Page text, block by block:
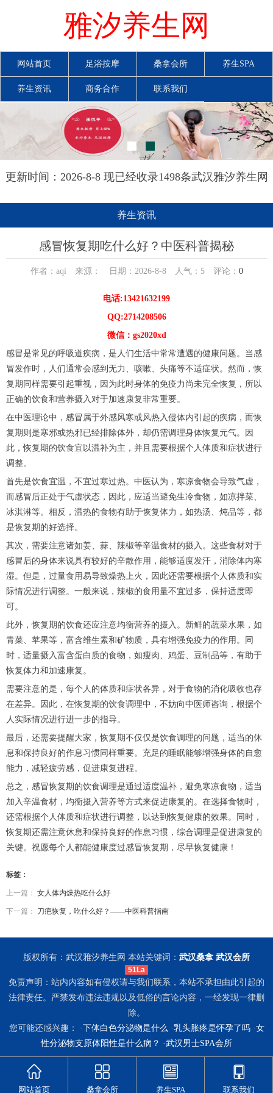
雅汐养生网
网站首页 足浴按摩 桑拿会所 养生SPA
养生资讯 商务合作 联系我们
更新时间：2026-8-8 现已经收录1498条武汉雅汐养生网
养生资讯
感冒恢复期吃什么好？中医科普揭秘
作者：aqi 来源： 日期：2026-8-8 人气： 5评论： 0
电话:13421632199
QQ:2714208506
微信：gs2020xd
感冒是常见的呼吸道疾病，是人们生活中常常遭遇的健康问题。当感
冒发作时，人们通常会感到无力、咳嗽、头痛等不适症状。然而，恢
复期同样需要引起重视，因为此时身体的免疫力尚未完全恢复，所以
正确的饮食和营养摄入对于加速康复非常重要。
在中医理论中，感冒属于外感风寒或风热入侵体内引起的疾病，而恢
复期则是寒邪或热邪已经排除体外，却仍需调理身体恢复元气。因
此，恢复期的饮食宜以温补为主，并且需要根据个人体质和症状进行
调整。
首先是饮食宜温，不宜过寒过热。中医认为，寒凉食物会导致气虚，
而感冒后正处于气虚状态，因此，应适当避免生冷食物，如凉拌菜、
冰淇淋等。相反，温热的食物有助于恢复体力，如热汤、炖品等，都
是恢复期的好选择。
其次，需要注意诸如姜、蒜、辣椒等辛温食材的摄入。这些食材对于
感冒后的身体来说具有较好的辛散作用，能够适度发汗，消除体内寒
湿。但是，过量食用易导致燥热上火，因此还需要根据个人体质和实
际情况进行调整。一般来说，辣椒的食用量不宜过多，保持适度即
可。
此外，恢复期的饮食还应注意均衡营养的摄入。新鲜的蔬菜水果，如
青菜、苹果等，富含维生素和矿物质，具有增强免疫力的作用。同
时，适量摄入富含蛋白质的食物，如瘦肉、鸡蛋、豆制品等，有助于
恢复体力和加速康复。
需要注意的是，每个人的体质和症状各异，对于食物的消化吸收也存
在差异。因此，在恢复期的饮食调理中，不妨向中医师咨询，根据个
人实际情况进行进一步的指导。
最后，还需要提醒大家，恢复期不仅仅是饮食调理的问题，适当的休
息和保持良好的作息习惯同样重要。充足的睡眠能够增强身体的自愈
能力，减轻疲劳感，促进康复进程。
总之，感冒恢复期的饮食调理是通过适度温补，避免寒凉食物，适当
加入辛温食材，均衡摄入营养等方式来促进康复的。在选择食物时，
还需根据个人体质和症状进行调整，以达到恢复健康的效果。同时，
恢复期还需注意休息和保持良好的作息习惯，综合调理是促进康复的
关键。祝愿每个人都能健康度过感冒恢复期，尽早恢复健康！
标签：
上一篇： 女人体内燥热吃什么好
下一篇： 刀疤恢复，吃什么好？——中医科普指南
版权所有：武汉雅汐养生网 本站关键词： 武汉桑拿 武汉会所
51La
免责声明：站内内容如有侵权请与我们联系，本站不承担由此引起的
法律责任。严禁发布违法违规以及低俗的言论内容，一经发现一律删
除。
您可能还感兴趣： ·下体白色分泌物是什么 ·乳头胀疼是怀孕了吗·女
性分泌物支原体阳性是什么病？ ·武汉男士SPA会所
网站首页 桑拿会所 养生SPA 联系我们